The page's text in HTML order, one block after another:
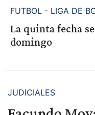
FUTBOL - LIGA DE
La quinta fecha
domingo
JUDICIALES